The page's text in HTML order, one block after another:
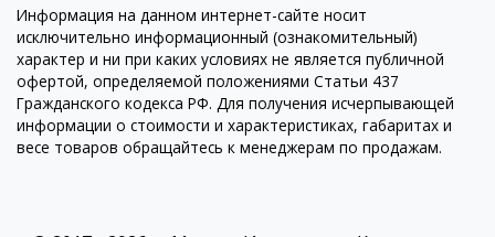
Информация на данном интернет-сайте носит
исключительно информационный (ознакомительный)
характер и ни при каких условиях не является публичной
офертой, определяемой положениями Статьи 437
Гражданского кодекса РФ. Для получения исчерпывающей
информации о стоимости и характеристиках, габаритах и
весе товаров обращайтесь к менеджерам по продажам.